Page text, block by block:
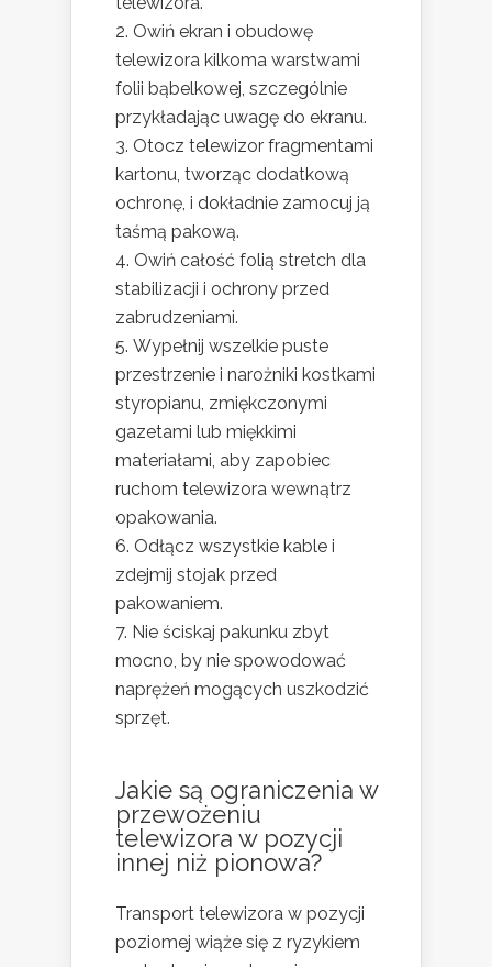
Owiń ekran i obudowę
telewizora kilkoma warstwami
folii bąbelkowej, szczególnie
przykładając uwagę do ekranu.
Otocz telewizor fragmentami
kartonu, tworząc dodatkową
ochronę, i dokładnie zamocuj ją
taśmą pakową.
Owiń całość folią stretch dla
stabilizacji i ochrony przed
zabrudzeniami.
Wypełnij wszelkie puste
przestrzenie i narożniki kostkami
styropianu, zmiękczonymi
gazetami lub miękkimi
materiałami, aby zapobiec
ruchom telewizora wewnątrz
opakowania.
Odłącz wszystkie kable i
zdejmij stojak przed
pakowaniem.
Nie ściskaj pakunku zbyt
mocno, by nie spowodować
naprężeń mogących uszkodzić
sprzęt.
Jakie są ograniczenia w
przewożeniu
telewizora w pozycji
innej niż pionowa?
Transport telewizora w pozycji
poziomej wiąże się z ryzykiem